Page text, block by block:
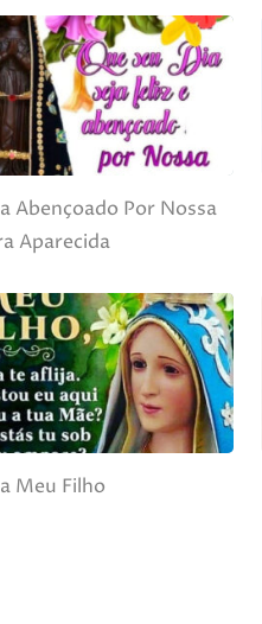
Abençoado Por Nossa
Aparecida
Meu Filho